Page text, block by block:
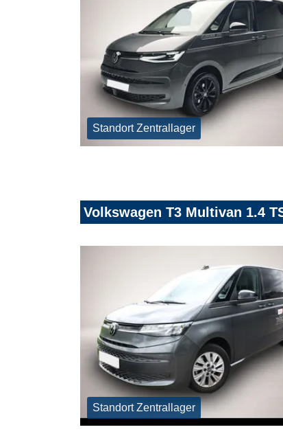
Standort Zentrallager
Volkswagen T3 Multivan 1.4
Standort Zentrallager